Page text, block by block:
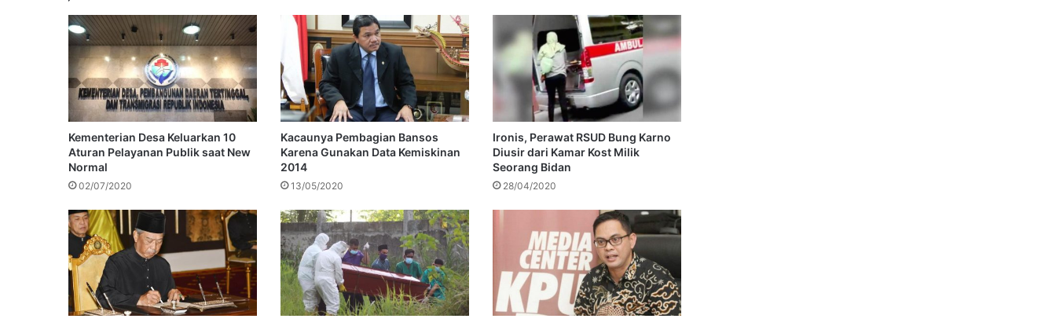
Kementerian Desa Keluarkan 10
Aturan Pelayanan Publik saat New
Normal
02/07/2020
Kacaunya Pembagian Bansos
Karena Gunakan Data Kemiskinan
2014
13/05/2020
Ironis, Perawat RSUD Bung Karno
Diusir dari Kamar Kost Milik
Seorang Bidan
28/04/2020